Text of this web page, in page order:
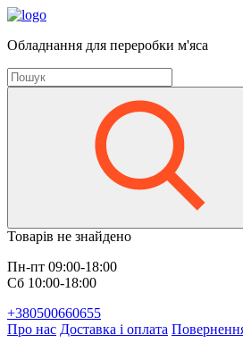
Обладнання для переробки м'яса
Товарів не знайдено
Пн-пт 09:00-18:00
Сб 10:00-18:00
+380500660655
Про нас Доставка і оплата